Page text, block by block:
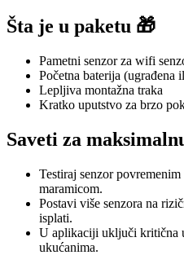
Šta je u paketu 🎁
Pametni senzor za wifi
Početna baterija (ugrađena
Lepljiva montažna traka
Kratko uputstvo za brzo
Saveti za
Testiraj senzor
maramicom.
Postavi više senzora na
isplati.
U aplikaciji uključi kritična
ukućanima.